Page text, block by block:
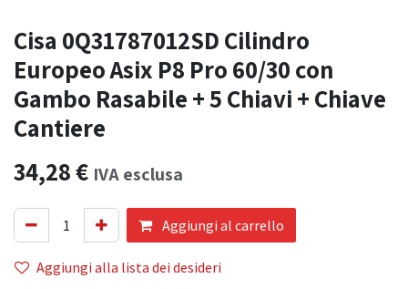
Cisa 0Q31787012SD Cilindro
Europeo Asix P8 Pro 60/30 con
Gambo Rasabile + 5 Chiavi + Chiave
Cantiere
34,28€ IVA esclusa
Aggiungi al carrello
Aggiungi alla lista dei desideri